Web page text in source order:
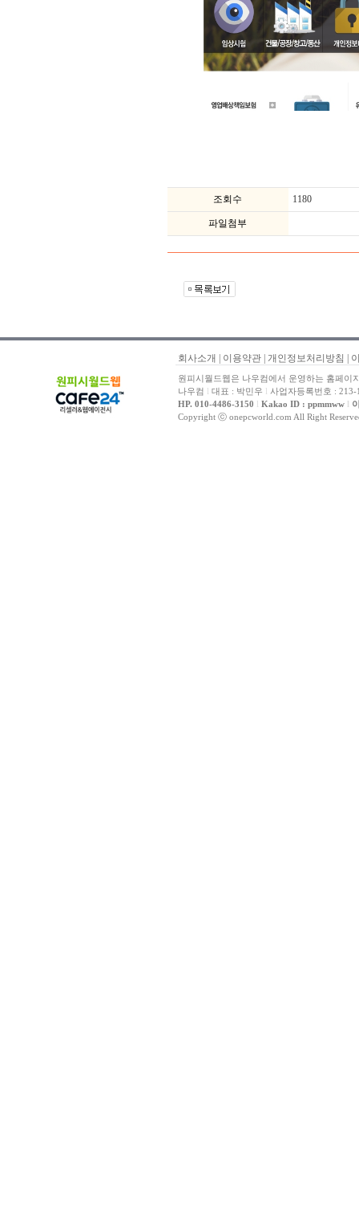
조회수 1180
파일첨부
회사소개 이용약관 개인정보처리방침
원피시월드웹은 나우컴에서 운영하는 홈페이
나우컴 l 대표 : 박민우 l 사업자등록번호 :
HP. 010-4486-3150 l Kakao ID : ppmmww l
Copyright ⓒ onepcworld.com All Right